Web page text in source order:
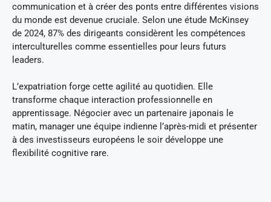
communication et à créer des ponts entre différentes visions
du monde est devenue cruciale. Selon une étude McKinsey
de 2024, 87% des dirigeants considèrent les compétences
interculturelles comme essentielles pour leurs futurs
leaders.
L’expatriation forge cette agilité au quotidien. Elle
transforme chaque interaction professionnelle en
apprentissage. Négocier avec un partenaire japonais le
matin, manager une équipe indienne l’après-midi et présenter
à des investisseurs européens le soir développe une
flexibilité cognitive rare.